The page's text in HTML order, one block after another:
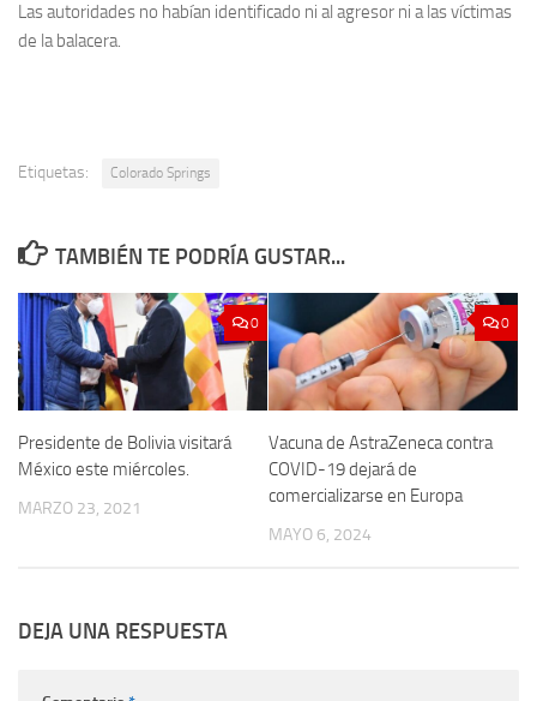
Las autoridades no habían identificado ni al agresor ni a las víctimas
de la balacera.
Etiquetas: Colorado Springs
TAMBIÉN TE PODRÍA GUSTAR...
0
Presidente de Bolivia visitará
México este miércoles.
MARZO 23, 2021
0
Vacuna de AstraZeneca contra
COVID-19 dejará de
comercializarse en Europa
MAYO 6, 2024
DEJA UNA RESPUESTA